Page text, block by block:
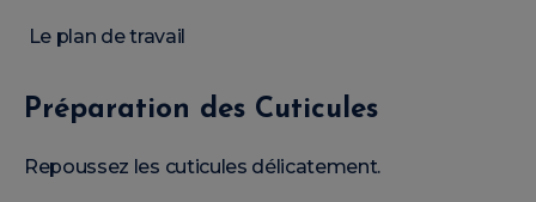
Le plan de travail
Préparation des Cuticules
Repoussez les cuticules délicatement.